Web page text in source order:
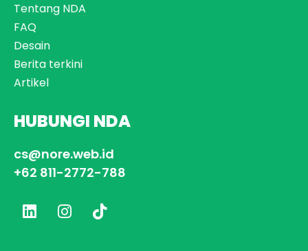
Tentang NDA
FAQ
Desain
Berita terkini
Artikel
HUBUNGI NDA
cs@nore.web.id
+62 811-2772-788